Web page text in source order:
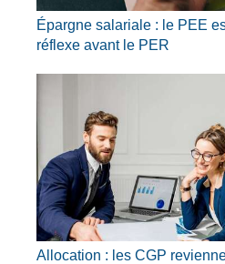
Épargne salariale : le PEE
réflexe avant le PER
Allocation : les CGP